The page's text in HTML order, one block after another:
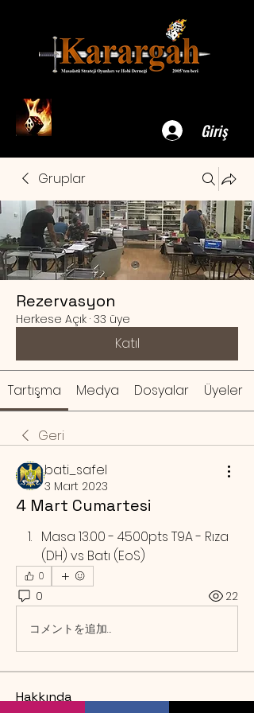
Giriş
Gruplar
Rezervasyon
Herkese Açık · 33 üye
Katıl
Tartışma Medya Dosyalar Üyeler
Geri
bati_safel
3 Mart 2023
4 Mart Cumartesi
Masa 13.00 - 4500pts T9A - Rıza
(DH) vs Batı (EoS)
0
0 22
コメントを追加…
Hakkında